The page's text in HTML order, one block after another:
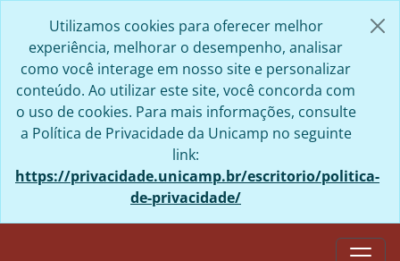
Utilizamos cookies para oferecer melhor
experiência, melhorar o desempenho, analisar
como você interage em nosso site e personalizar
conteúdo. Ao utilizar este site, você concorda com
o uso de cookies. Para mais informações, consulte
a Política de Privacidade da Unicamp no seguinte
link:
https://privacidade.unicamp.br/escritorio/politica-
de-privacidade/